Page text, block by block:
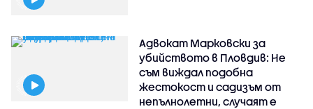
Адвокат Марковски за
убийството в Пловдив: Не
съм виждал подобна
жестокост и садизъм от
непълнолетни, случаят е